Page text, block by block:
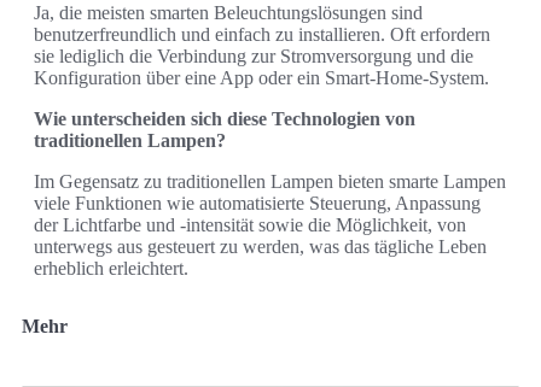
Ja, die meisten smarten Beleuchtungslösungen sind
benutzerfreundlich und einfach zu installieren. Oft erfordern
sie lediglich die Verbindung zur Stromversorgung und die
Konfiguration über eine App oder ein Smart-Home-System.
Wie unterscheiden sich diese Technologien von
traditionellen Lampen?
Im Gegensatz zu traditionellen Lampen bieten smarte Lampen
viele Funktionen wie automatisierte Steuerung, Anpassung
der Lichtfarbe und -intensität sowie die Möglichkeit, von
unterwegs aus gesteuert zu werden, was das tägliche Leben
erheblich erleichtert.
Mehr